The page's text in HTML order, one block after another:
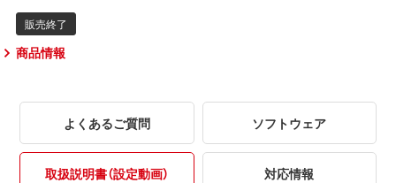
商品情報
よくあるご質問 ソフトウェア
取扱説明書（設定動画） 対応情報